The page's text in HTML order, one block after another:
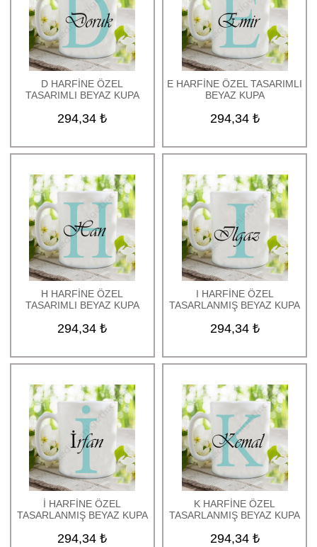
D HARFİNE ÖZEL
TASARIMLI BEYAZ KUPA
294,34 ₺
E HARFİNE ÖZEL TASARIMLI
BEYAZ KUPA
294,34 ₺
H HARFİNE ÖZEL
TASARIMLI BEYAZ KUPA
294,34 ₺
I HARFİNE ÖZEL
TASARLANMIŞ BEYAZ KUPA
294,34 ₺
İ HARFİNE ÖZEL
TASARLANMIŞ BEYAZ KUPA
294,34 ₺
K HARFİNE ÖZEL
TASARLANMIŞ BEYAZ KUPA
294,34 ₺